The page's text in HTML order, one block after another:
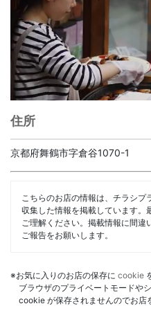
住所
京都府舞鶴市字倉谷1070-1
こちらのお店の情報は、チラシ
収集した情報を掲載しています。
ご理解ください。掲載情報に間違
ご報告をお願いします。
※お気に入りのお店の保存に cookie
ブラウザのプライベートモードや
cookie が保存されませんのでお店